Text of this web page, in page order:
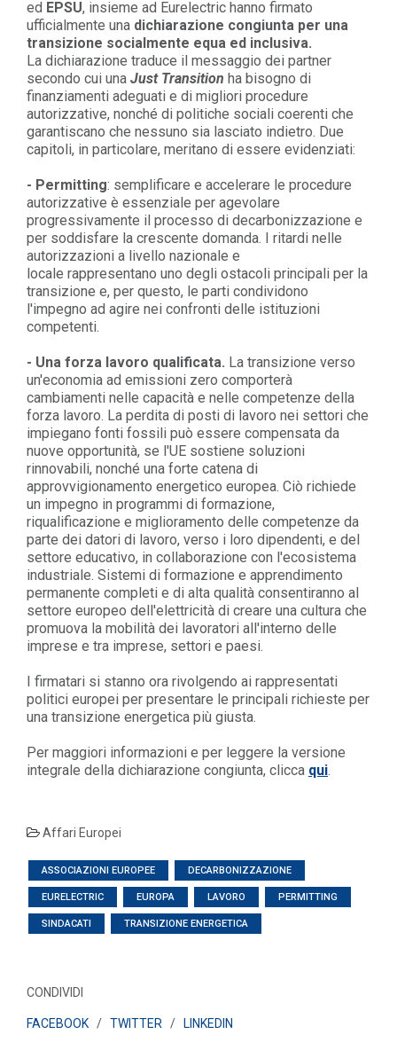
ed EPSU, insieme ad Eurelectric hanno firmato
ufficialmente una dichiarazione congiunta per una
transizione socialmente equa ed inclusiva.
La dichiarazione traduce il messaggio dei partner
secondo cui una Just Transition ha bisogno di
finanziamenti adeguati e di migliori procedure
autorizzative, nonché di politiche sociali coerenti che
garantiscano che nessuno sia lasciato indietro. Due
capitoli, in particolare, meritano di essere evidenziati:
- Permitting: semplificare e accelerare le procedure
autorizzative è essenziale per agevolare
progressivamente il processo di decarbonizzazione e
per soddisfare la crescente domanda. I ritardi nelle
autorizzazioni a livello nazionale e
locale rappresentano uno degli ostacoli principali per la
transizione e, per questo, le parti condividono
l'impegno ad agire nei confronti delle istituzioni
competenti.
- Una forza lavoro qualificata. La transizione verso
un'economia ad emissioni zero comporterà
cambiamenti nelle capacità e nelle competenze della
forza lavoro. La perdita di posti di lavoro nei settori che
impiegano fonti fossili può essere compensata da
nuove opportunità, se l'UE sostiene soluzioni
rinnovabili, nonché una forte catena di
approvvigionamento energetico europea. Ciò richiede
un impegno in programmi di formazione,
riqualificazione e miglioramento delle competenze da
parte dei datori di lavoro, verso i loro dipendenti, e del
settore educativo, in collaborazione con l'ecosistema
industriale. Sistemi di formazione e apprendimento
permanente completi e di alta qualità consentiranno al
settore europeo dell'elettricità di creare una cultura che
promuova la mobilità dei lavoratori all'interno delle
imprese e tra imprese, settori e paesi.
I firmatari si stanno ora rivolgendo ai rappresentati
politici europei per presentare le principali richieste per
una transizione energetica più giusta.
Per maggiori informazioni e per leggere la versione
integrale della dichiarazione congiunta, clicca qui.
Affari Europei
ASSOCIAZIONI EUROPEE DECARBONIZZAZIONE
EURELECTRIC EUROPA LAVORO PERMITTING
SINDACATI TRANSIZIONE ENERGETICA
CONDIVIDI
FACEBOOK/ TWITTER / LINKEDIN